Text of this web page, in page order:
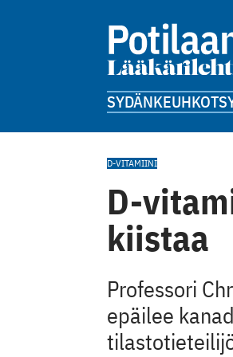
SYDÄNKEUHKOT
D-VITAMIINI
D-
kiistaa
Professori
epäilee